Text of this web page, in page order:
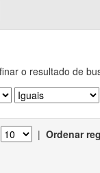
o resultado de
| Ordenar